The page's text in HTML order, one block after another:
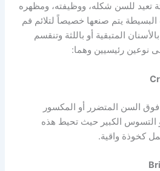
تعيد للسن شكله، ووظيفته، ومظهره
يتم صنعها خصيصاً لتلائم فم
المتبقية أو باللثة وتنقسم
نوعين رئيسيين وهما:
السن المتضرر أو المكسور
التسوس الكبير حيث تحيط هذه
كخوذة واقية.